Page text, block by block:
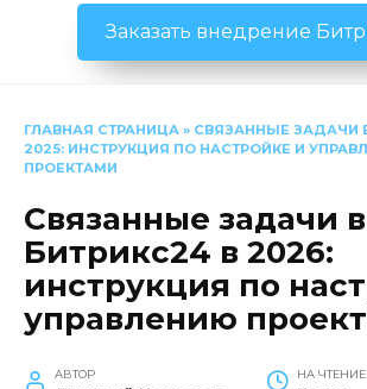
Заказать внедрение
ГЛАВНАЯ СТРАНИЦА » СВЯЗАННЫЕ ЗАДАЧИ
2025: ИНСТРУКЦИЯ ПО НАСТРОЙКЕ И
ПРОЕКТАМИ
Связанные задачи в
Битрикс24 в 2026:
инструкция по
управлению
АВТОР НА ЧТЕНИЕ